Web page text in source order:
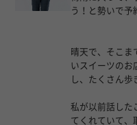
う！と勢いで予
晴天で、そこま
いスイーツのお
し、たくさん歩
私が以前話した
てくれていて、